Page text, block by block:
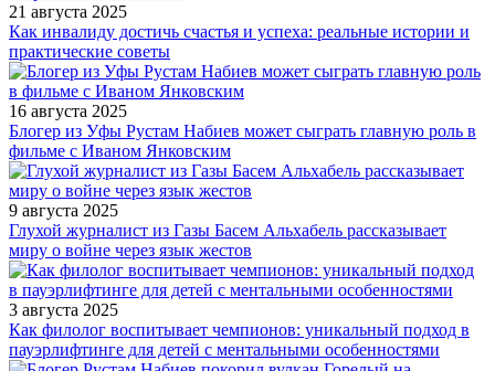
21 августа 2025
Как инвалиду достичь счастья и успеха: реальные истории и
практические советы
16 августа 2025
Блогер из Уфы Рустам Набиев может сыграть главную роль в
фильме с Иваном Янковским
9 августа 2025
Глухой журналист из Газы Басем Альхабель рассказывает
миру о войне через язык жестов
3 августа 2025
Как филолог воспитывает чемпионов: уникальный подход в
пауэрлифтинге для детей с ментальными особенностями